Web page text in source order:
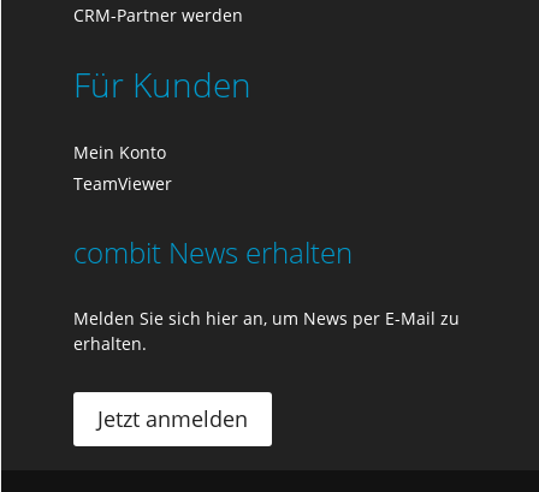
CRM-Partner werden
Für Kunden
Mein Konto
TeamViewer
combit News erhalten
Melden Sie sich hier an, um News per E-Mail zu
erhalten.
Jetzt anmelden